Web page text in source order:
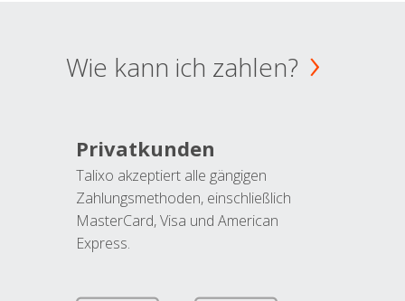
Wie kann ich zahlen?
Privatkunden
Talixo akzeptiert alle gängigen
Zahlungsmethoden, einschließlich
MasterCard, Visa und American
Express.